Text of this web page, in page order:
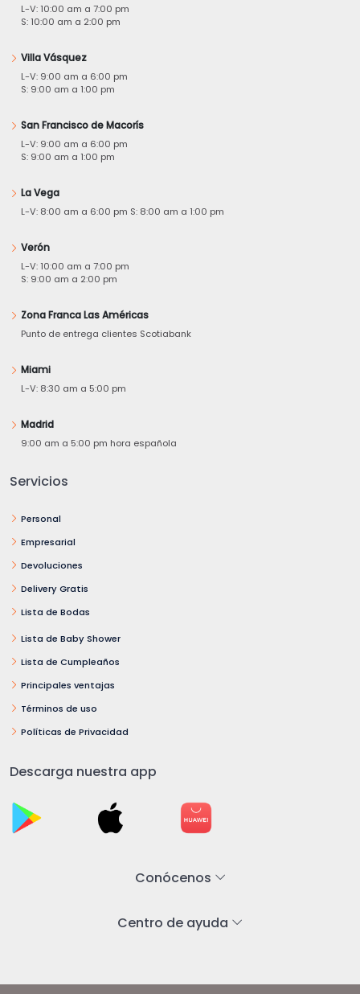
L-V: 10:00 am a 7:00 pm
S: 10:00 am a 2:00 pm
Villa Vásquez
L-V: 9:00 am a 6:00 pm
S: 9:00 am a 1:00 pm
San Francisco de Macorís
L-V: 9:00 am a 6:00 pm
S: 9:00 am a 1:00 pm
La Vega
L-V: 8:00 am a 6:00 pm S: 8:00 am a 1:00 pm
Verón
L-V: 10:00 am a 7:00 pm
S: 9:00 am a 2:00 pm
Zona Franca Las Américas
Punto de entrega clientes Scotiabank
Miami
L-V: 8:30 am a 5:00 pm
Madrid
9:00 am a 5:00 pm hora española
Servicios
Personal
Empresarial
Devoluciones
Delivery Gratis
Lista de Bodas
Lista de Baby Shower
Lista de Cumpleaños
Principales ventajas
Términos de uso
Políticas de Privacidad
Descarga nuestra app
Conócenos
Centro de ayuda